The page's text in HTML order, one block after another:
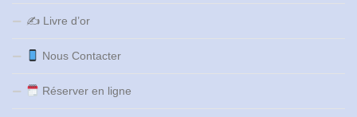
✍️ Livre d’or
Nous Contacter
Réserver en ligne